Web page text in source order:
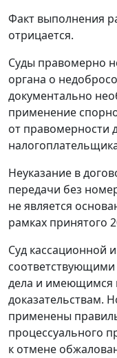
Факт выполнения
отрицается.
Суды правомерно
органа о
документально
применение
от правомерности
Неуказание в
передачи без
не является
рамках принятого
Суд кассационной
соответствующими
дела и имеющимся
доказательствам.
применены
процессуального
к отмене